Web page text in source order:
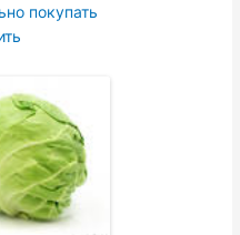
покупать